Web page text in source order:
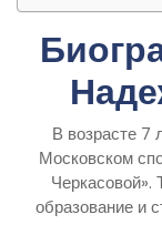
В возрасте 7
Московском
образование и